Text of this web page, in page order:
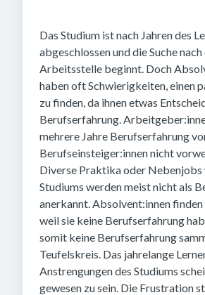
Das Studium ist nach Jahren des
abgeschlossen und die Suche
Arbeitsstelle beginnt. Doch
haben oft Schwierigkeiten, einen
zu finden, da ihnen etwas
Berufserfahrung.
mehrere Jahre Berufserfahrung
Berufseinsteiger:innen nicht
Diverse Praktika oder Nebenjobs
Studiums werden meist nicht als
anerkannt. Absolvent:innen finden
weil sie keine Berufserfahrung
somit keine Berufserfahrung
Teufelskreis. Das jahrelange
Anstrengungen des Studiums
gewesen zu sein. Die Frustration